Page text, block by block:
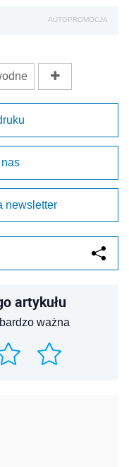
AUTOPROMOCJA
newsletter
artykułu
ważna